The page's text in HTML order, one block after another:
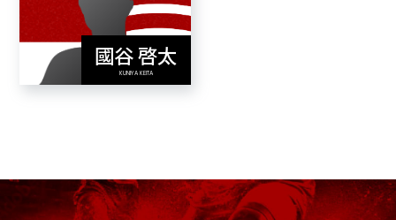
國谷 啓太
KUNIYA KEITA
View Profile